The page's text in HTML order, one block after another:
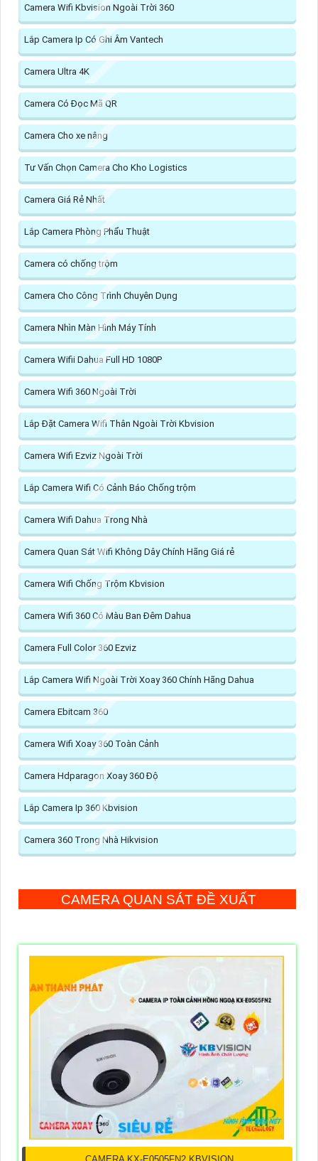
Camera Wifi Kbvision Ngoài Trời 360
Lắp Camera Ip Có Ghi Âm Vantech
Camera Ultra 4K
Camera Có Đọc Mã QR
Camera Cho xe nâng
Tư Vấn Chọn Camera Cho Kho Logistics
Camera Giá Rẻ Nhất
Lắp Camera Phòng Phẩu Thuật
Camera có chống trộm
Camera Cho Công Trình Chuyên Dụng
Camera Nhìn Màn Hình Máy Tính
Camera Wifii Dahua Full HD 1080P
Camera Wifi 360 Ngoài Trời
Lắp Đặt Camera Wifi Thân Ngoài Trời Kbvision
Camera Wifi Ezviz Ngoài Trời
Lắp Camera Wifi Có Cảnh Báo Chống trộm
Camera Wifi Dahua Trong Nhà
Camera Quan Sát Wifi Không Dây Chính Hãng Giá rẻ
Camera Wifi Chống Trộm Kbvision
Camera Wifi 360 Có Màu Ban Đêm Dahua
Camera Full Color 360 Ezviz
Lắp Camera Wifi Ngoài Trời Xoay 360 Chính Hãng Dahua
Camera Ebitcam 360
Camera Wifi Xoay 360 Toàn Cảnh
Camera Hdparagon Xoay 360 Độ
Lắp Camera Ip 360 Kbvision
Camera 360 Trong Nhà Hikvision
CAMERA QUAN SÁT ĐỀ XUẤT